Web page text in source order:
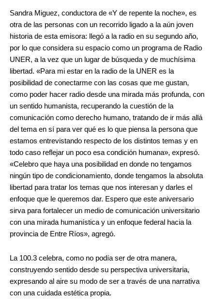
Sandra Miguez, conductora de «Y de repente la noche», es
otra de las personas con un recorrido ligado a la aún joven
historia de esta emisora: llegó a la radio en su segundo año,
por lo que considera su espacio como un programa de Radio
UNER, a la vez que un lugar de búsqueda y de muchísima
libertad. «Para mi estar en la radio de la UNER es la
posibilidad de conectarme con las cosas que me gustan,
como poder hacer radio desde una mirada más profunda, con
un sentido humanista, recuperando la cuestión de la
comunicación como derecho humano, tratando de ir más allá
del tema en sí para ver qué es lo que piensa la persona que
estamos entrevistando respecto de los distintos temas y en
todo caso reflejar un poco esa condición humana», expresó.
«Celebro que haya una posibilidad en donde no tengamos
ningún tipo de condicionamiento, donde tengamos la absoluta
libertad para tratar los temas que nos interesan y darles el
enfoque que le queremos dar. Espero que este aniversario
sirva para fortalecer un medio de comunicación universitario
con una mirada humanística y un enfoque federal hacia la
provincia de Entre Ríos», agregó.
La 100.3 celebra, como no podía ser de otra manera,
construyendo sentido desde su perspectiva universitaria,
expresando al aire su modo de ser a través de una narrativa
con una cuidada estética propia.